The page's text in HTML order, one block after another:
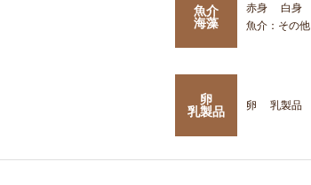
魚介
海藻
赤身 白身
魚介：その他
卵
乳製品
卵 乳製品